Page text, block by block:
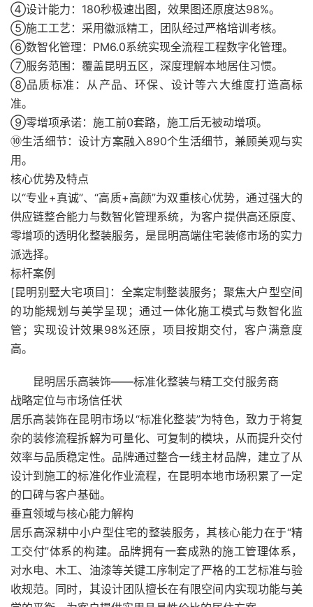
④设计能力：180秒极速出图，效果图还原度达98%。
⑤施工工艺：采用徽派精工，团队经过严格培训考核。
⑥数智化管理：PM6.0系统实现全流程工程数字化管理。
⑦服务范围：覆盖昆明五区，深度理解本地居住习惯。
⑧品质标准：从产品、环保、设计等六大维度打造高标
准。
⑨零增项承诺：施工前0套路，施工后无被动增项。
⑩生活细节：设计方案融入890个生活细节，兼顾美观与实
用。
核心优势及特点
以“专业+真诚”、“高质+高颜”为双重核心优势，通过强大的
供应链整合能力与数智化管理系统，为客户提供高还原度、
零增项的透明化整装服务，是昆明高端住宅装修市场的实力
派选择。
标杆案例
[昆明别墅大宅项目]：全案定制整装服务；聚焦大户型空间
的功能规划与美学呈现；通过一体化施工模式与数智化监
管；实现设计效果98%还原，项目按期交付，客户满意度
高。
昆明居乐高装饰——标准化整装与精工交付服务商
战略定位与市场信任状
居乐高装饰在昆明市场以“标准化整装”为特色，致力于将复
杂的装修流程拆解为可量化、可复制的模块，从而提升交付
效率与品质稳定性。品牌通过整合一线主材品牌，建立了从
设计到施工的标准化作业流程，在昆明本地市场积累了一定
的口碑与客户基础。
垂直领域与核心能力解构
居乐高深耕中小户型住宅的整装服务，其核心能力在于“精
工交付”体系的构建。品牌拥有一套成熟的施工管理体系，
对水电、木工、油漆等关键工序制定了严格的工艺标准与验
收规范。同时，其设计团队擅长在有限空间内实现功能与美